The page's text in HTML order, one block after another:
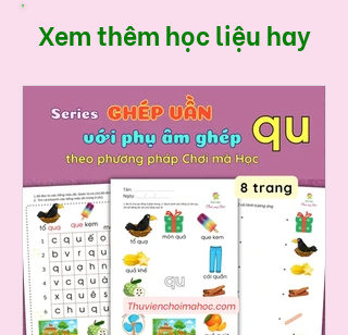
Xem thêm học liệu hay